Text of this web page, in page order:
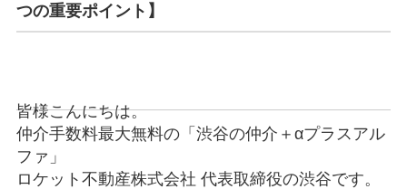
つの重要ポイント】
皆様こんにちは。
仲介手数料最大無料の「渋谷の仲介＋αプラスアル
ファ」
ロケット不動産株式会社 代表取締役の渋谷です。